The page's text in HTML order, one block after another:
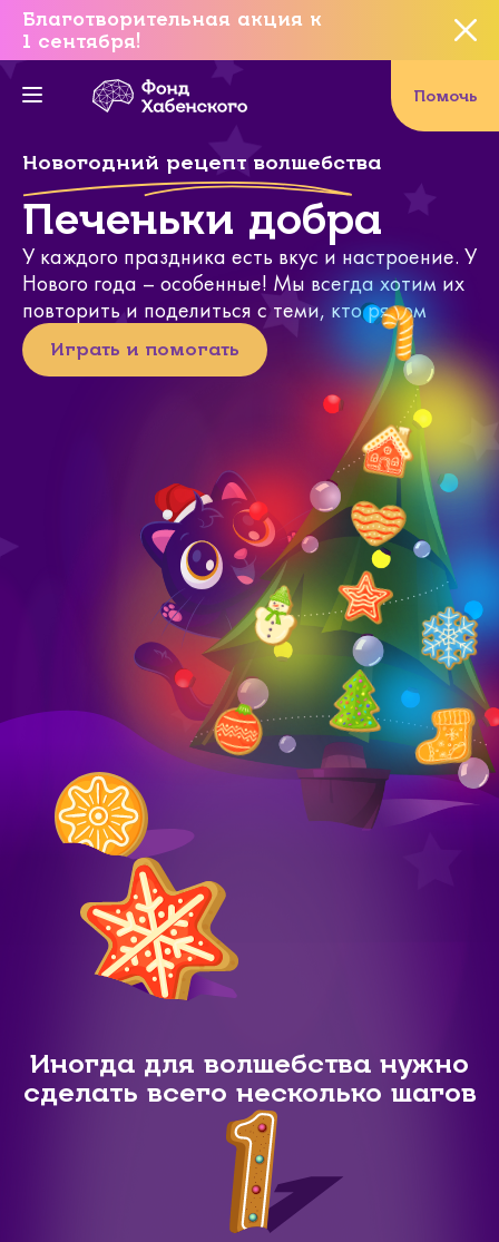
Благотворительная акция к
1 сентября!
Помочь
Новогодний рецепт волшебства
Печеньки добра
У каждого праздника есть вкус и настроение. У
Нового года – особенные! Мы всегда хотим их
повторить и поделиться с теми, кто рядом
Играть и помогать
Иногда для волшебства нужно
сделать всего несколько шагов
Вы уверены, что хотите
завершить данное событие?
Нет, не хочу